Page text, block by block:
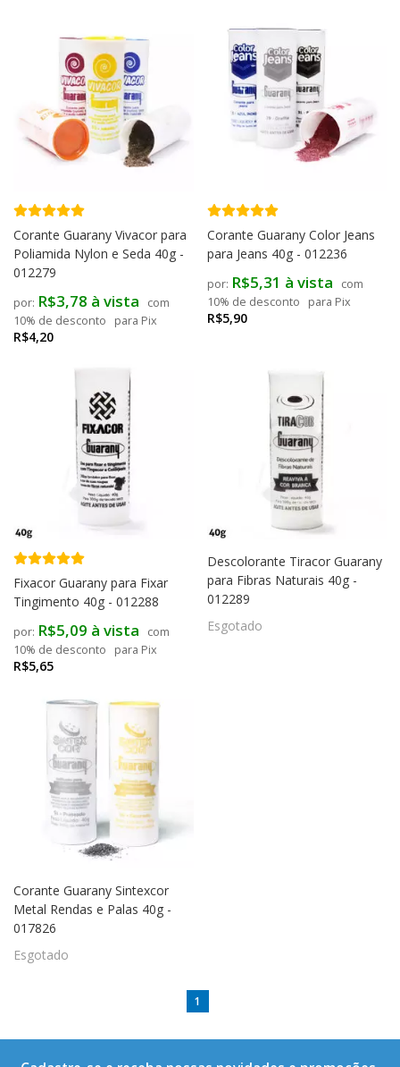
Corante Guarany Vivacor para
Poliamida Nylon e Seda 40g -
012279
R$4,20
R$3,78 à vista
com
10% de desconto
para Pix
Corante Guarany Color Jeans
para Jeans 40g - 012236
R$5,90
R$5,31 à vista
com
10% de desconto
para Pix
Fixacor Guarany para Fixar
Tingimento 40g - 012288
R$5,65
R$5,09 à vista
com
10% de desconto
para Pix
Descolorante Tiracor Guarany
para Fibras Naturais 40g -
012289
Esgotado
Corante Guarany Sintexcor
Metal Rendas e Palas 40g -
017826
Esgotado
1